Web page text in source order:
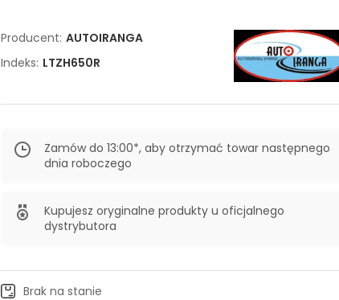
Producent: AUTOIRANGA
Indeks: LTZH650R
Zamów do 13:00*, aby otrzymać towar następnego
dnia roboczego
Kupujesz oryginalne produkty u oficjalnego
dystrybutora
Brak na stanie